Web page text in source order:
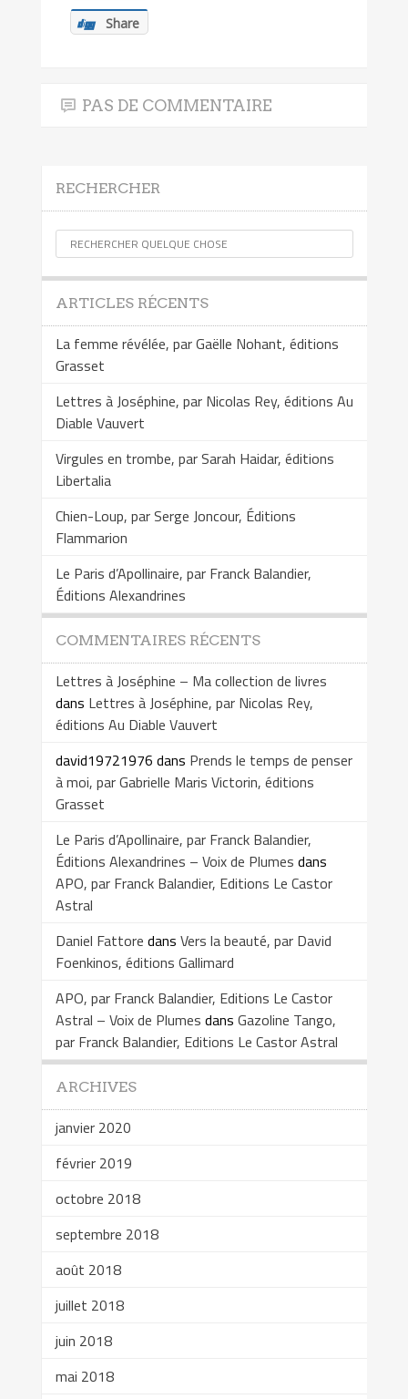
Share
PAS DE COMMENTAIRE
RECHERCHER
ARTICLES RÉCENTS
La femme révélée, par Gaëlle Nohant, éditions
Grasset
Lettres à Joséphine, par Nicolas Rey, éditions Au
Diable Vauvert
Virgules en trombe, par Sarah Haidar, éditions
Libertalia
Chien-Loup, par Serge Joncour, Éditions
Flammarion
Le Paris d’Apollinaire, par Franck Balandier,
Éditions Alexandrines
COMMENTAIRES RÉCENTS
Lettres à Joséphine – Ma collection de livres
dans Lettres à Joséphine, par Nicolas Rey,
éditions Au Diable Vauvert
david19721976 dans Prends le temps de penser
à moi, par Gabrielle Maris Victorin, éditions
Grasset
Le Paris d’Apollinaire, par Franck Balandier,
Éditions Alexandrines – Voix de Plumes dans
APO, par Franck Balandier, Editions Le Castor
Astral
Daniel Fattore dans Vers la beauté, par David
Foenkinos, éditions Gallimard
APO, par Franck Balandier, Editions Le Castor
Astral – Voix de Plumes dans Gazoline Tango,
par Franck Balandier, Editions Le Castor Astral
ARCHIVES
janvier 2020
février 2019
octobre 2018
septembre 2018
août 2018
juillet 2018
juin 2018
mai 2018